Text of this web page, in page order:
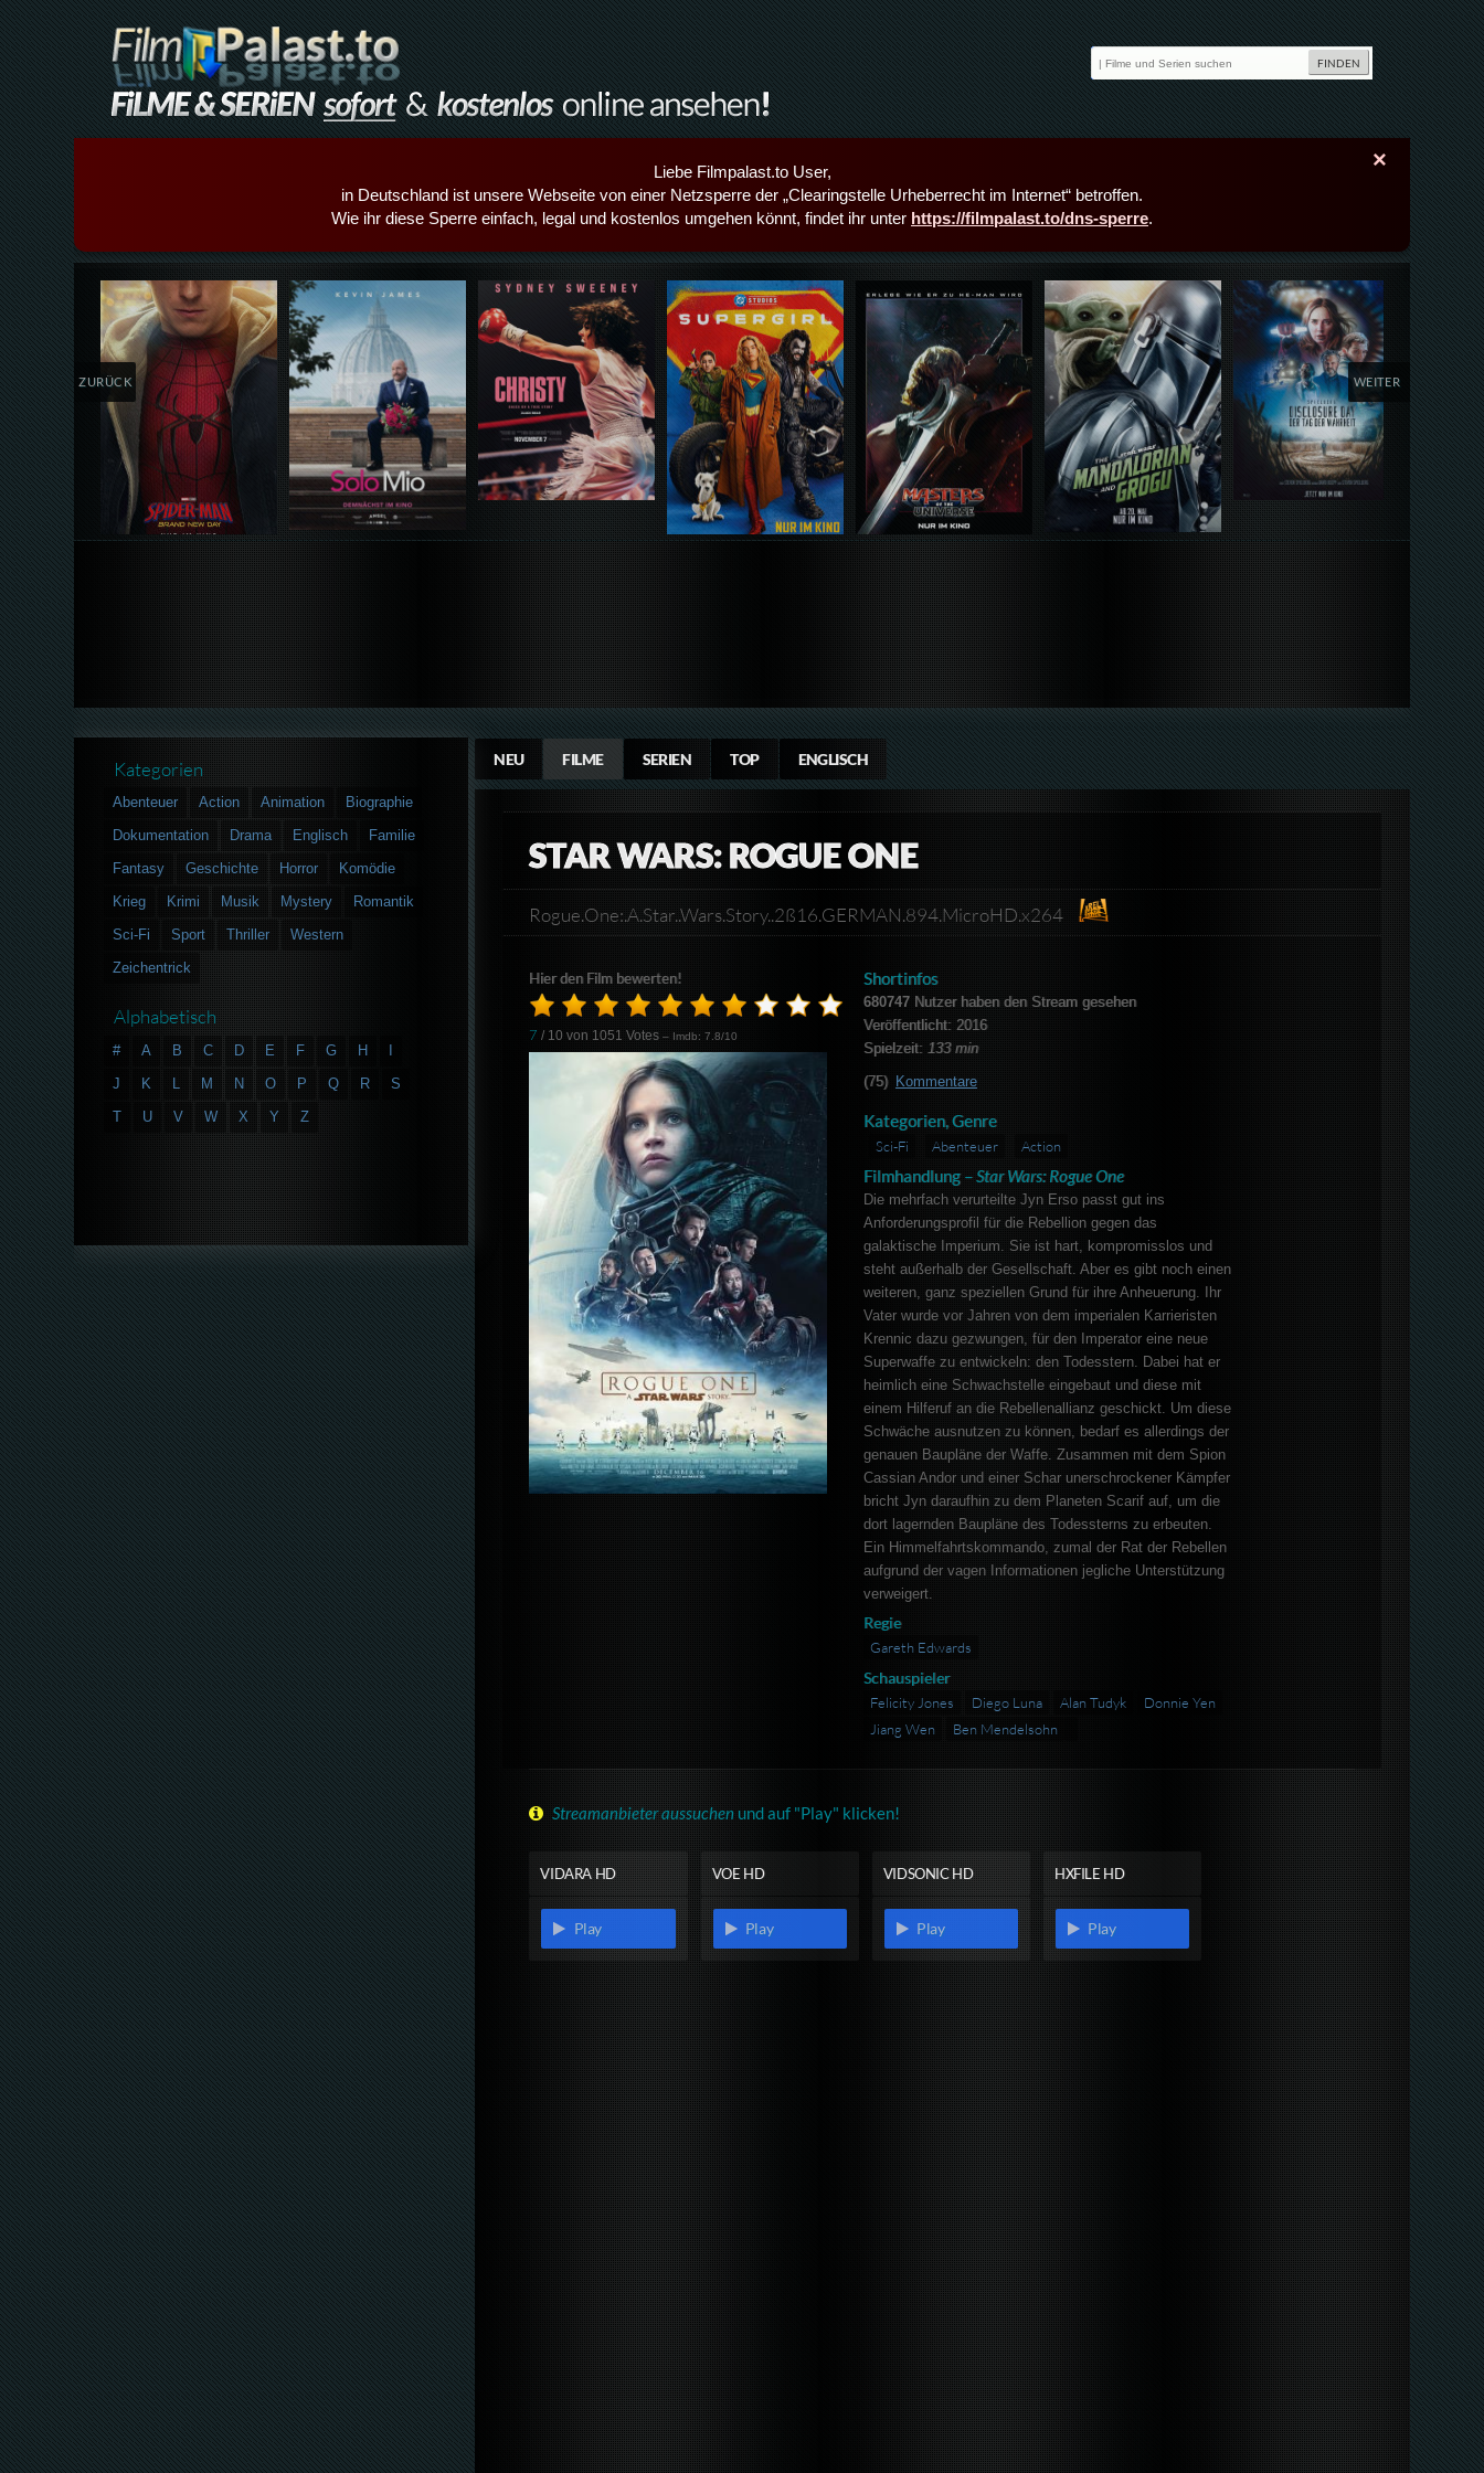
×
Liebe Filmpalast.to User,
in Deutschland ist unsere Webseite von einer Netzsperre der „Clearingstelle Urheberrecht im Internet“ betroffen.
Wie ihr diese Sperre einfach, legal und kostenlos umgehen könnt, findet ihr unter https://filmpalast.to/dns-sperre.
Details,Play Details,Play Details,Play Details,Play Details,Play Details,Play Details,Play
ZURÜCK WEITER
NEU FILME SERIEN TOP ENGLISCH
STAR WARS: ROGUE ONE
Rogue.One:.A.Star..Wars.Story..2ß16.GERMAN.894.MicroHD.x264
Hier den Film bewerten!
7 / 10 von 1051 Votes – Imdb: 7.8/10
Shortinfos
680747Nutzer haben den Stream gesehen
Veröffentlicht: 2016
Spielzeit: 133 min
(75) Kommentare
Kategorien, Genre
Sci-Fi Abenteuer Action
Filmhandlung –Star Wars: Rogue One
Die mehrfach verurteilte Jyn Erso passt gut ins
Anforderungsprofil für die Rebellion gegen das
galaktische Imperium. Sie ist hart, kompromisslos und
steht außerhalb der Gesellschaft. Aber es gibt noch einen
weiteren, ganz speziellen Grund für ihre Anheuerung. Ihr
Vater wurde vor Jahren von dem imperialen Karrieristen
Krennic dazu gezwungen, für den Imperator eine neue
Superwaffe zu entwickeln: den Todesstern. Dabei hat er
heimlich eine Schwachstelle eingebaut und diese mit
einem Hilferuf an die Rebellenallianz geschickt. Um diese
Schwäche ausnutzen zu können, bedarf es allerdings der
genauen Baupläne der Waffe. Zusammen mit dem Spion
Cassian Andor und einer Schar unerschrockener Kämpfer
bricht Jyn daraufhin zu dem Planeten Scarif auf, um die
dort lagernden Baupläne des Todessterns zu erbeuten.
Ein Himmelfahrtskommando, zumal der Rat der Rebellen
aufgrund der vagen Informationen jegliche Unterstützung
verweigert.
Regie
Gareth Edwards
Schauspieler
Felicity Jones Diego Luna Alan Tudyk
Donnie Yen
Jiang Wen
Ben Mendelsohn
Streamanbieter aussuchen und auf "Play" klicken!
VIDARA HD
Play
VOE HD
Play
VIDSONIC HD
Play
HXFILE HD
Play
Kategorien
Abenteuer Action Animation
Biographie
Dokumentation
Drama Englisch
Familie
Fantasy
Geschichte Horror
Komödie
Krieg
Krimi Musik Mystery
Romantik
Sci-Fi
Sport Thriller
Western
Zeichentrick
Alphabetisch
# A B C D E F G H
J
K L M N O P Q R
S
T
U V W X Y Z